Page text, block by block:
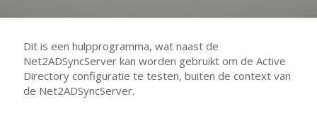
Dit is een hulpprogramma, wat naast de
Net2ADSyncServer kan worden gebruikt om de Active
Directory configuratie te testen, buiten de context van
de Net2ADSyncServer.